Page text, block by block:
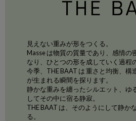
見えない重みが形をつくる。
Masse は物質の質量であり、感情の
なり、ひとつの形を成していく過程
今季、THE BAAT は 重さと均衡、構
が生まれる瞬間を探ります。
静かな重みを纏ったシルエット、ゆ
してその中に宿る静寂。
THE BAAT は、そのようにして静か
る。